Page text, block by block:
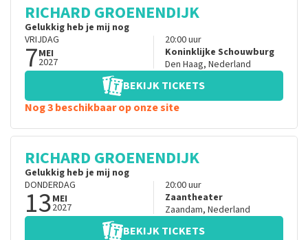
RICHARD GROENENDIJK
Gelukkig heb je mij nog
VRIJDAG
7MEI
2027
20:00uur
Koninklijke Schouwburg
Den Haag, Nederland
BEKIJK TICKETS
Nog 3 beschikbaar op onze site
RICHARD GROENENDIJK
Gelukkig heb je mij nog
DONDERDAG
13MEI
2027
20:00uur
Zaantheater
Zaandam, Nederland
BEKIJK TICKETS